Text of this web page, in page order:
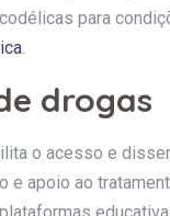
para
drogas
o acesso e
e apoio ao